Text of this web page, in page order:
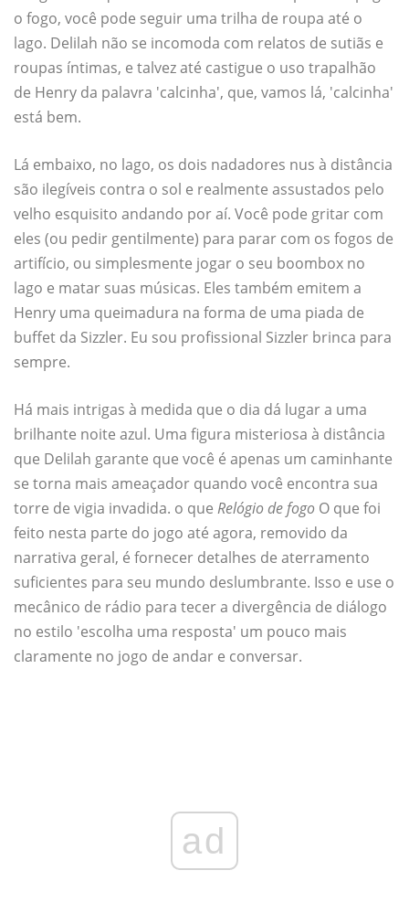
o fogo, você pode seguir uma trilha de roupa até o
lago. Delilah não se incomoda com relatos de sutiãs e
roupas íntimas, e talvez até castigue o uso trapalhão
de Henry da palavra 'calcinha', que, vamos lá, 'calcinha'
está bem.
Lá embaixo, no lago, os dois nadadores nus à distância
são ilegíveis contra o sol e realmente assustados pelo
velho esquisito andando por aí. Você pode gritar com
eles (ou pedir gentilmente) para parar com os fogos de
artifício, ou simplesmente jogar o seu boombox no
lago e matar suas músicas. Eles também emitem a
Henry uma queimadura na forma de uma piada de
buffet da Sizzler. Eu sou profissional Sizzler brinca para
sempre.
Há mais intrigas à medida que o dia dá lugar a uma
brilhante noite azul. Uma figura misteriosa à distância
que Delilah garante que você é apenas um caminhante
se torna mais ameaçador quando você encontra sua
torre de vigia invadida. o que Relógio de fogo O que foi
feito nesta parte do jogo até agora, removido da
narrativa geral, é fornecer detalhes de aterramento
suficientes para seu mundo deslumbrante. Isso e use o
mecânico de rádio para tecer a divergência de diálogo
no estilo 'escolha uma resposta' um pouco mais
claramente no jogo de andar e conversar.
ad